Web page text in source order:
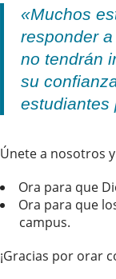
«Muchos
responder
no tendrán
su
estudiantes
Únete a nosotros
Ora para que
Ora para que
campus.
¡Gracias por orar